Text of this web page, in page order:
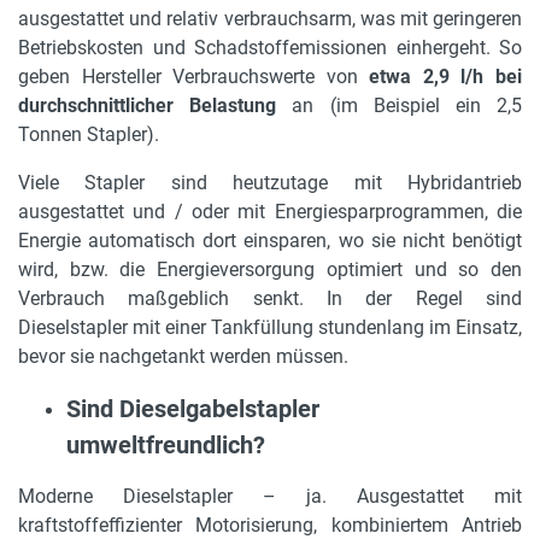
ausgestattet und relativ verbrauchsarm, was mit geringeren
Betriebskosten und Schadstoffemissionen einhergeht. So
geben Hersteller Verbrauchswerte vonetwa 2,9 l/h bei
durchschnittlicher Belastung an (im Beispiel ein 2,5
Tonnen Stapler).
Viele Stapler sind heutzutage mit Hybridantrieb
ausgestattet und / oder mit Energiesparprogrammen, die
Energie automatisch dort einsparen, wo sie nicht benötigt
wird, bzw. die Energieversorgung optimiert und so den
Verbrauch maßgeblich senkt. In der Regel sind
Dieselstapler mit einer Tankfüllung stundenlang im Einsatz,
bevor sie nachgetankt werden müssen.
Sind Dieselgabelstapler
umweltfreundlich?
Moderne Dieselstapler – ja. Ausgestattet mit
kraftstoffeffizienter Motorisierung, kombiniertem Antrieb